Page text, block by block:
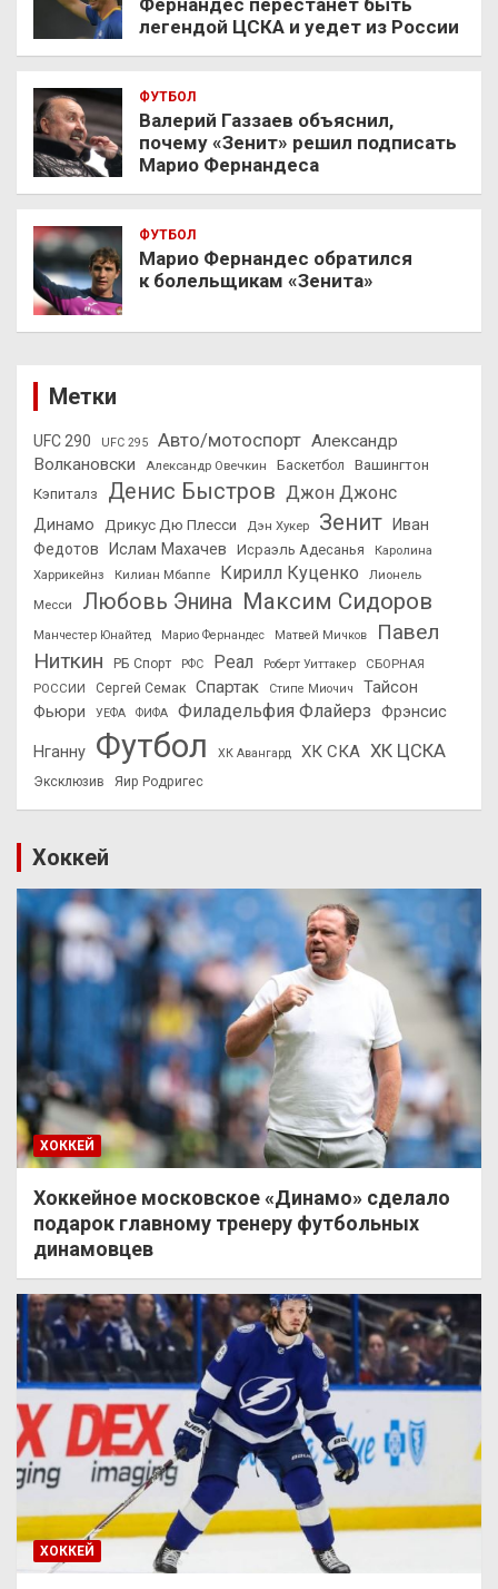
Фернандес перестанет быть
легендой ЦСКА и уедет из России
ФУТБОЛ
Валерий Газзаев объяснил,
почему «Зенит» решил подписать
Марио Фернандеса
ФУТБОЛ
Марио Фернандес обратился
к болельщикам «Зенита»
Метки
UFC 290 UFC 295 Авто/мотоспорт Александр
Волкановски
Александр Овечкин Баскетбол
Вашингтон
Кэпиталз
Денис Быстров Джон Джонс
Динамо Дрикус Дю Плесси Дэн Хукер Зенит
Иван
Федотов
Ислам Махачев Исраэль Адесанья
Каролина
Харрикейнз
Килиан Мбаппе Кирилл Куценко
Лионель
Месси
Любовь Энина Максим Сидоров
Манчестер Юнайтед Марио Фернандес Матвей Мичков
Павел
Ниткин
РБ Спорт РФС Реал Роберт Уиттакер
СБОРНАЯ
РОССИИ
Сергей Семак Спартак Стипе Миочич
Тайсон
Фьюри
УЕФА ФИФА Филадельфия Флайерз Фрэнсис
Нганну Футбол ХК Авангард ХК СКА ХК ЦСКА
Эксклюзив Яир Родригес
Хоккей
ХОККЕЙ
Хоккейное московское «Динамо» сделало
подарок главному тренеру футбольных
динамовцев
ХОККЕЙ